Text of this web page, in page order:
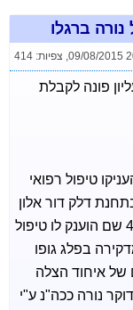
09/08/2015
, צפיות: 414
העליון פונה לקבלת
טיפול רפואי
דלק דור אלון
והמשיך בנסיעה למחסום עופר על כביש 443 שם הוענק לו טיפול
בפלג גופו
של איחוד הצלה
נורה ככה"נ ע"י